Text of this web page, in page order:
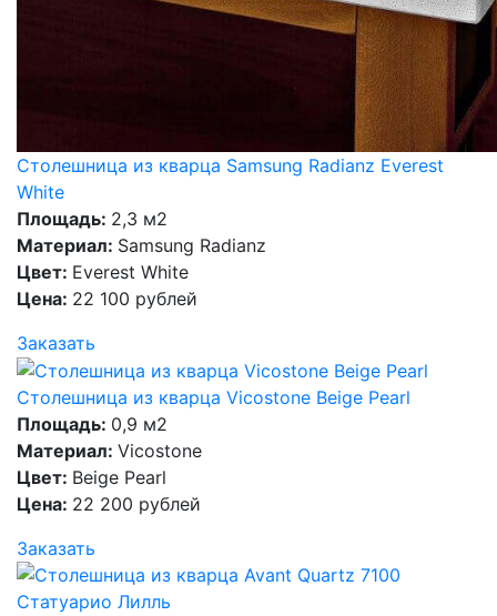
Столешница из кварца Samsung Radianz Everest
White
Площадь: 2,3 м2
Материал: Samsung Radianz
Цвет: Everest White
Цена: 22 100 рублей
Заказать
Столешница из кварца Vicostone Beige Pearl
Площадь: 0,9 м2
Материал: Vicostone
Цвет: Beige Pearl
Цена: 22 200 рублей
Заказать